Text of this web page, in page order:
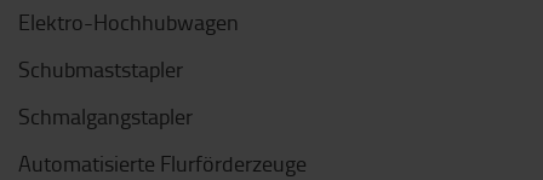
Elektro-Hochhubwagen
Schubmaststapler
Schmalgangstapler
Automatisierte Flurförderzeuge